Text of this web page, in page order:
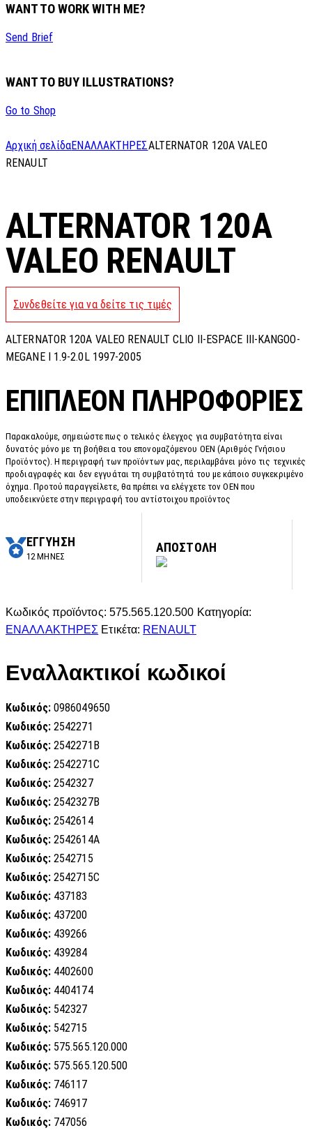
WANT TO WORK WITH ME?
Send Brief
WANT TO BUY ILLUSTRATIONS?
Go to Shop
Αρχική σελίδαΕΝΑΛΛΑΚΤΗΡΕΣALTERNATOR 120A VALEO
RENAULT
ALTERNATOR 120A
VALEO RENAULT
Συνδεθείτε για να δείτε τις τιμές
ALTERNATOR 120A VALEO RENAULT CLIO II-ESPACE III-KANGOO-
MEGANE I 1.9-2.0L 1997-2005
ΕΠΙΠΛΈΟΝ ΠΛΗΡΟΦΟΡΊΕΣ
Παρακαλούμε, σημειώστε πως ο τελικός έλεγχος για συμβατότητα είναι
δυνατός μόνο με τη βοήθεια του επονομαζόμενου OEN (Αριθμός Γνήσιου
Προϊόντος). Η περιγραφή των προϊόντων μας, περιλαμβάνει μόνο τις τεχνικές
προδιαγραφές και δεν εγγυάται τη συμβατότητά του με κάποιο συγκεκριμένο
όχημα. Προτού παραγγείλετε, θα πρέπει να ελέγχετε τον OEN που
υποδεικνύετε στην περιγραφή του αντίστοιχου προϊόντος
ΕΓΓΥΗΣΗ
12 ΜΗΝΕΣ
ΑΠΟΣΤΟΛΗ
Κωδικός προϊόντος: 575.565.120.500 Κατηγορία:
ΕΝΑΛΛΑΚΤΗΡΕΣ Ετικέτα: RENAULT
Εναλλακτικοί κωδικοί
Κωδικός: 0986049650
Κωδικός: 2542271
Κωδικός: 2542271B
Κωδικός: 2542271C
Κωδικός: 2542327
Κωδικός: 2542327B
Κωδικός: 2542614
Κωδικός: 2542614A
Κωδικός: 2542715
Κωδικός: 2542715C
Κωδικός: 437183
Κωδικός: 437200
Κωδικός: 439266
Κωδικός: 439284
Κωδικός: 4402600
Κωδικός: 4404174
Κωδικός: 542327
Κωδικός: 542715
Κωδικός: 575.565.120.000
Κωδικός: 575.565.120.500
Κωδικός: 746117
Κωδικός: 746917
Κωδικός: 747056